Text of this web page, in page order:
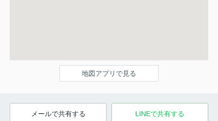
地図アプリで見る
メールで共有する LINEで共有する